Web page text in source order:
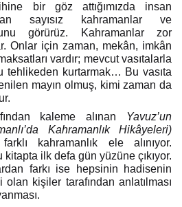
bir göz attığımızda insan
sayısız kahramanlar ve
görürüz. Kahramanlar zor
Onlar için zaman, mekân, imkân
vardır; mevcut vasıtalarla
tehlikeden kurtarmak… Bu vasıta
mayın olmuş, kimi zaman da
kaleme alınan Yavuz’un
Kahramanlık Hikâyeleri)
kahramanlık ele alınıyor.
ilk defa gün yüzüne çıkıyor.
farkı ise hepsinin hadisenin
kişiler tarafından anlatılması